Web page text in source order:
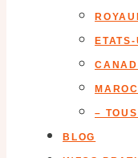
MAROC
–
BLOG